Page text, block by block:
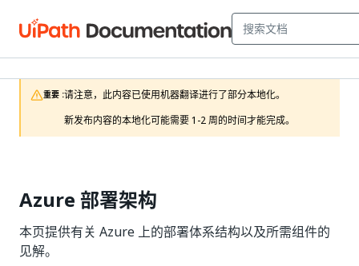
重要 :请注意，此内容已使用机器翻译进行了部分本地化。
新发布内容的本地化可能需要 1-2 周的时间才能完成。
Azure 部署架构
本页提供有关 Azure 上的部署体系结构以及所需组件的
见解。